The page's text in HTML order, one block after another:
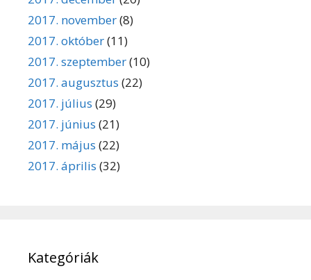
2017. november(8)
2017. október(11)
2017. szeptember(10)
2017. augusztus (22)
2017. július (29)
2017. június (21)
2017. május (22)
2017. április (32)
Kategóriák